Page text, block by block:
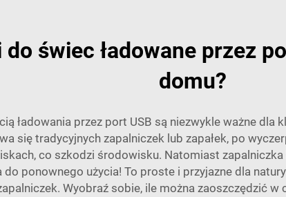
świec ładowane przez
domu?
ładowania przez port USB są niezwykle ważne
się tradycyjnych zapalniczek lub zapałek, po
co szkodzi środowisku. Natomiast
ponownego użycia! To proste i przyjazne dla
Wyobraź sobie, ile można zaoszczędzić